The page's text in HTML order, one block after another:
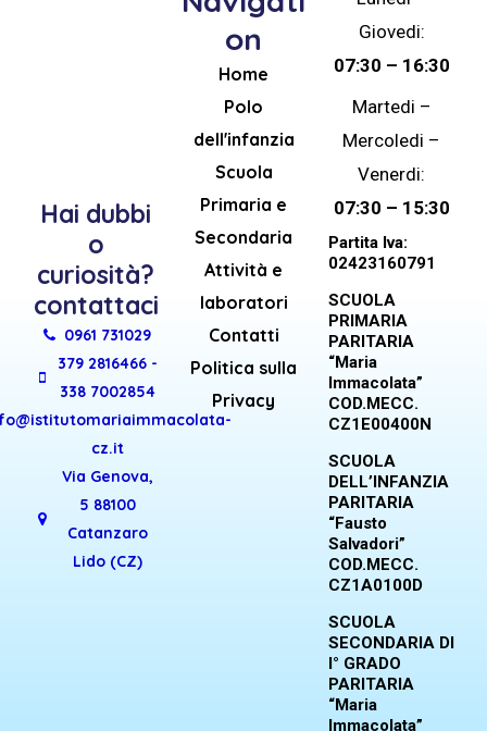
Hai dubbi
o
curiosità?
contattaci
0961 731029
379 2816466 -
338 7002854
cz.it
Via Genova,
5 88100
Catanzaro
Lido (CZ)
on
Home
Polo
dell'infanzia
Scuola
Primaria e
Secondaria
Attività e
laboratori
Contatti
Politica sulla
Privacy
Giovedi:
07:30 – 16:30
Martedi –
Mercoledi –
Venerdi:
07:30 – 15:30
Partita Iva:
02423160791
SCUOLA
PRIMARIA
PARITARIA
“Maria
Immacolata”
COD.MECC.
CZ1E00400N
SCUOLA
DELL’INFANZIA
PARITARIA
“Fausto
Salvadori”
COD.MECC.
CZ1A0100D
SCUOLA
SECONDARIA DI
I° GRADO
PARITARIA
“Maria
Immacolata”